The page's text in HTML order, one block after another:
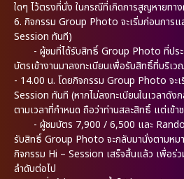
ใดๆ ไว้ตรงที่นั่ง ในกรณีที่เกิดการสูญหายทา
6. กิจกรรม Group Photo จะเริ่มก่อนการ
Session ทันที)
- ผู้ชมที่ได้รับสิทธิ์ Group Photo ที่ประส
บัตรเข้างานมาลงทะเบียนเพื่อรับสิทธิ์ที่บริเ
- 14.00 น. โดยกิจกรรม Group Photo จะ
Session ทันที (หากไม่ลงทะเบียนในเวลาดัง
ตามเวลาที่กำหนด ถือว่าท่านสละสิทธิ์ แต่เข้า
- ผู้ชมบัตร 7,900 / 6,500 และ
รับสิทธิ์ Group Photo จะกลับมานั่งตามหม
กิจกรรม Hi – Session เสร็จสิ้นแล้ว เพื่อร่
ลำดับต่อไป